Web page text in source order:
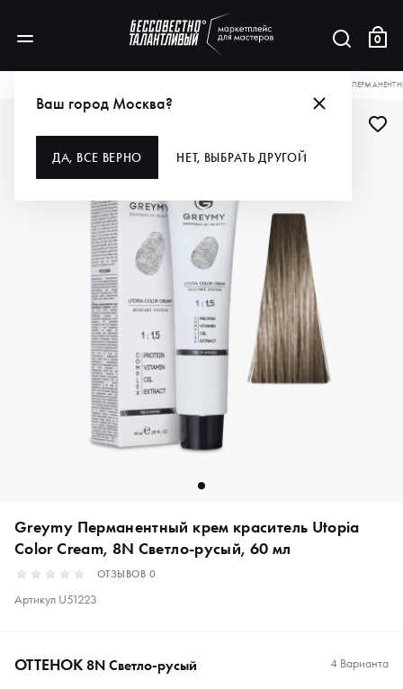
0
Ваш город Москва?
ДА, ВСЕ ВЕРНО НЕТ, ВЫБРАТЬ ДРУГОЙ
GREYMY
Greymy Перманентный крем краситель Utopia
Color Cream, 8N Светло-русый, 60 мл
ОТЗЫВОВ 0
Артикул U51223
ОТТЕНОК8N Светло-русый 4 Варианта